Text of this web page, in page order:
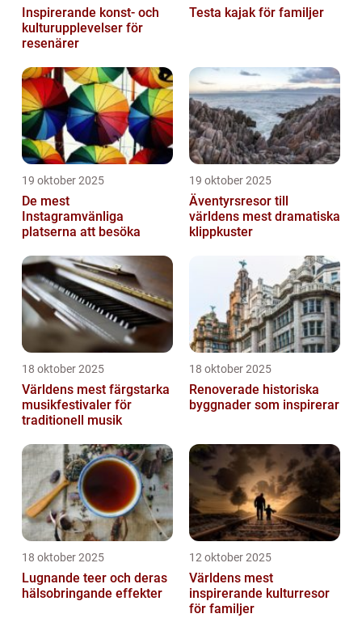
Inspirerande konst- och
kulturupplevelser för
resenärer
Testa kajak för familjer
19 oktober 2025
De mest
Instagramvänliga
platserna att besöka
19 oktober 2025
Äventyrsresor till
världens mest dramatiska
klippkuster
18 oktober 2025
Världens mest färgstarka
musikfestivaler för
traditionell musik
18 oktober 2025
Renoverade historiska
byggnader som inspirerar
18 oktober 2025
Lugnande teer och deras
hälsobringande effekter
12 oktober 2025
Världens mest
inspirerande kulturresor
för familjer